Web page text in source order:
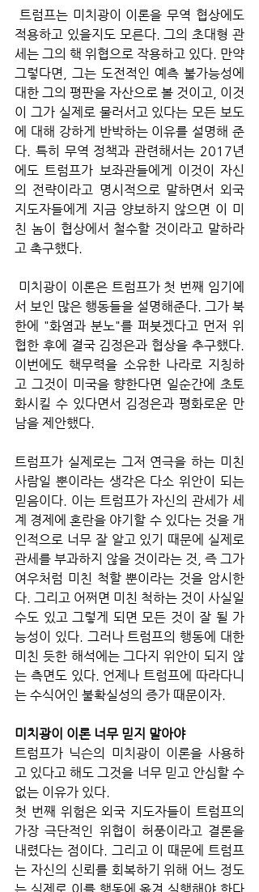
적용하고 있을지도 모른다. 그의 초대형 관
세는 그의 핵 위협으로 작용하고 있다. 만약
그렇다면, 그는 도전적인 예측 불가능성에
대한 그의 평판을 자산으로 볼 것이고, 이것
이 그가 실제로 물러서고 있다는 모든 보도
에 대해 강하게 반박하는 이유를 설명해 준
다. 특히 무역 정책과 관련해서는 2017년
에도 트럼프가 보좌관들에게 이것이 자신
의 전략이라고 명시적으로 말하면서 외국
지도자들에게 지금 양보하지 않으면 이 미
친 놈이 협상에서 철수할 것이라고 말하라
고 촉구했다.
서 보인 많은 행동들을 설명해준다. 그가 북
한에 "화염과 분노"를 퍼붓겠다고 먼저 위
협한 후에 결국 김정은과 협상을 추구했다.
이번에도 핵무력을 소유한 나라로 지칭하
고 그것이 미국을 향한다면 일순간에 초토
화시킬 수 있다면서 김정은과 평화로운 만
남을 제안했다.
트럼프가 실제로는 그저 연극을 하는 미친
사람일 뿐이라는 생각은 다소 위안이 되는
믿음이다. 이는 트럼프가 자신의 관세가 세
계 경제에 혼란을 야기할 수 있다는 것을 개
인적으로 너무 잘 알고 있기 때문에 실제로
관세를 부과하지 않을 것이라는 것, 즉 그가
여우처럼 미친 척할 뿐이라는 것을 암시한
다. 그리고 어쩌면 미친 척하는 것이 사실일
수도 있고 그렇게 되면 모든 것이 잘 될 가
능성이 있다. 그러나 트럼프의 행동에 대한
미친 듯한 해석에는 그다지 위안이 되지 않
는 측면도 있다. 언제나 트럼프에 따라다니
는 수식어인 불확실성의 증가 때문이자.
미치광이 이론 너무 믿지 말아야
트럼프가 닉슨의 미치광이 이론을 사용하
고 있다고 해도 그것을 너무 믿고 안심할 수
없는 이유가 있다.
첫 번째 위험은 외국 지도자들이 트럼프의
가장 극단적인 위협이 허풍이라고 결론을
내렸다는 점이다. 그리고 이 때문에 트럼프
는 자신의 신뢰를 회복하기 위해 어느 정도